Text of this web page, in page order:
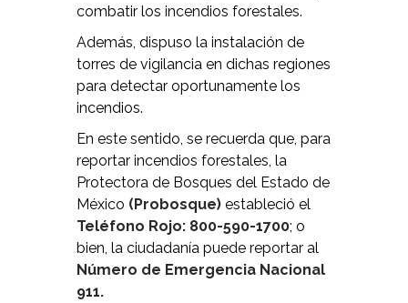
combatir los incendios forestales.
Además, dispuso la instalación de
torres de vigilancia en dichas regiones
para detectar oportunamente los
incendios.
En este sentido, se recuerda que, para
reportar incendios forestales, la
Protectora de Bosques del Estado de
México (Probosque) estableció el
Teléfono Rojo: 800-590-1700; o
bien, la ciudadanía puede reportar al
Número de Emergencia Nacional
911.